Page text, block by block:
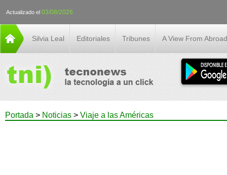
Actualizado el 03/08/2026
Silvia Leal Editoriales Tribunes A View From Abroad
Portada > Noticias > Viaje a las Américas